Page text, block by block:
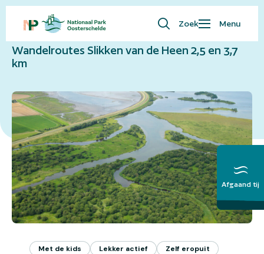
Zoek Menu
Bezoekersinfo
Kaart
Natuur
Over ons
English
Meer over het
Getij
Waar ben je naar op zoek?
Naar overzicht
Wandelroutes Slikken van de Heen 2,5 en 3,7
km
Met de kids Lekker actief Zelf eropuit
Afgaand tij